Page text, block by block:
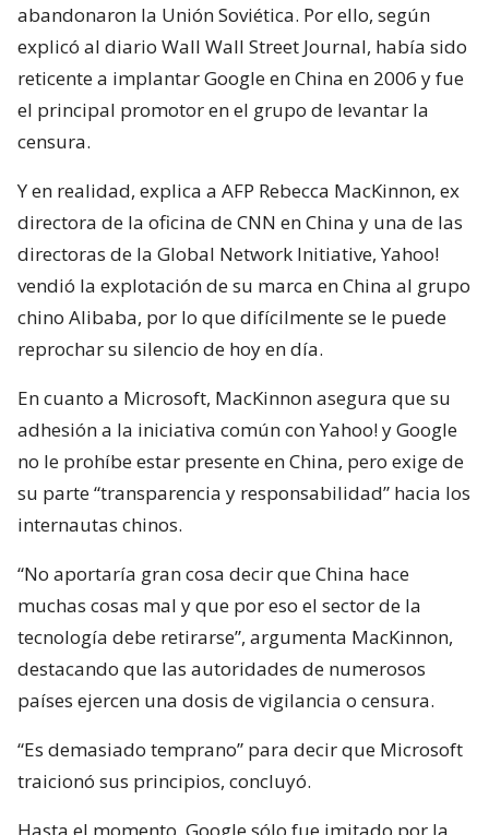
abandonaron la Unión Soviética. Por ello, según
explicó al diario Wall Wall Street Journal, había sido
reticente a implantar Google en China en 2006 y fue
el principal promotor en el grupo de levantar la
censura.
Y en realidad, explica a AFP Rebecca MacKinnon, ex
directora de la oficina de CNN en China y una de las
directoras de la Global Network Initiative, Yahoo!
vendió la explotación de su marca en China al grupo
chino Alibaba, por lo que difícilmente se le puede
reprochar su silencio de hoy en día.
En cuanto a Microsoft, MacKinnon asegura que su
adhesión a la iniciativa común con Yahoo! y Google
no le prohíbe estar presente en China, pero exige de
su parte “transparencia y responsabilidad” hacia los
internautas chinos.
“No aportaría gran cosa decir que China hace
muchas cosas mal y que por eso el sector de la
tecnología debe retirarse”, argumenta MacKinnon,
destacando que las autoridades de numerosos
países ejercen una dosis de vigilancia o censura.
“Es demasiado temprano” para decir que Microsoft
traicionó sus principios, concluyó.
Hasta el momento, Google sólo fue imitado por la